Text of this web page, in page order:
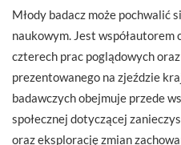
Młody badacz może pochwalić
naukowym. Jest współautorem
czterech prac poglądowych
prezentowanego na zjeździe
badawczych obejmuje przede
społecznej dotyczącej
oraz eksplorację zmian